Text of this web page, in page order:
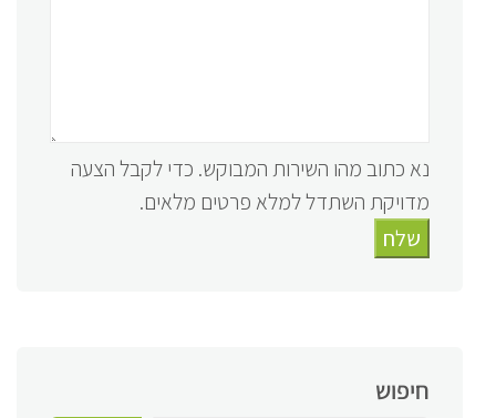
נא כתוב מהו השירות המבוקש. כדי לקבל הצעה
מדויקת השתדל למלא פרטים מלאים.
שלח
חיפוש